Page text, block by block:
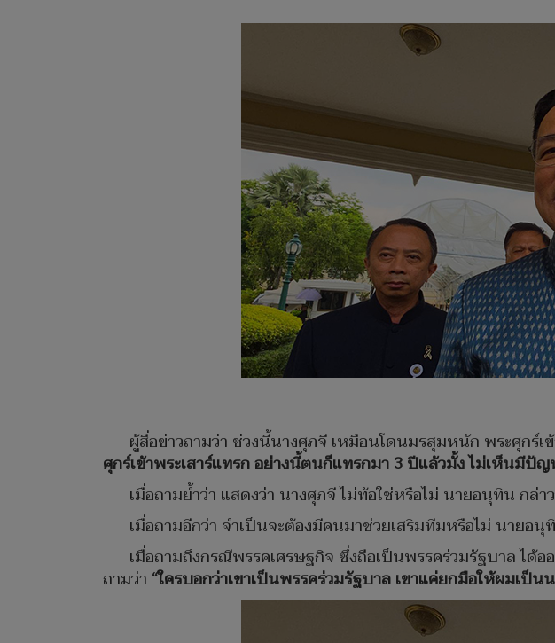
ผู้สื่อข่าวถามว่า ช่วงนี้นางศุภจี เหมือนโดนมรสุมหนัก พระศุกร์
ศุกร์เข้าพระเสาร์แทรก อย่างนี้ตนก็แทรกมา 3 ปีแล้วมั้ง ไม่เห็นมีปัญ
เมื่อถามย้ำว่า แสดงว่า นางศุภจี ไม่ท้อใช่หรือไม่ นายอนุทิน กล่
เมื่อถามอีกว่า จำเป็นจะต้องมีคนมาช่วยเสริมทีมหรือไม่ นายอนุ
เมื่อถามถึงกรณีพรรคเศรษฐกิจ ซึ่งถือเป็นพรรคร่วมรัฐบาล ไ
ถามว่า “ใครบอกว่าเขาเป็นพรรคร่วมรัฐบาล เขาแค่ยกมือให้ผมเป็